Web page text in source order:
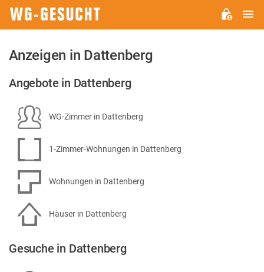
Anzeigen in Dattenberg
Angebote in Dattenberg
WG-Zimmer in Dattenberg
1-Zimmer-Wohnungen in Dattenberg
Wohnungen in Dattenberg
Häuser in Dattenberg
Gesuche in Dattenberg